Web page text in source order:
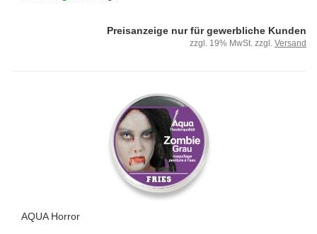
Preisanzeige nur für gewerbliche Kunden
zzgl. 19% MwSt. zzgl. Versand
AQUA Hor­ror